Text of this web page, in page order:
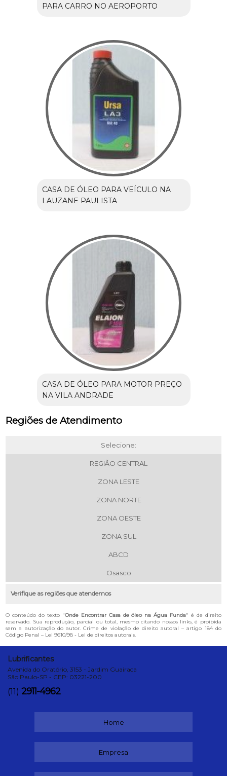
PARA CARRO NO AEROPORTO
CASA DE ÓLEO PARA VEÍCULO NA
LAUZANE PAULISTA
CASA DE ÓLEO PARA MOTOR PREÇO
NA VILA ANDRADE
Regiões de Atendimento
Selecione:
REGIÃO CENTRAL
ZONA LESTE
ZONA NORTE
ZONA OESTE
ZONA SUL
ABCD
Osasco
Verifique as regiões que atendemos
O conteúdo do texto "Onde Encontrar Casa de óleo na Água Funda" é de direito
reservado. Sua reprodução, parcial ou total, mesmo citando nossos links, é proibida
sem a autorização do autor. Crime de violação de direito autoral – artigo 184 do
Código Penal – Lei 9610/98 - Lei de direitos autorais.
Lubrificantes
Avenida do Oratório, 3153 - Jardim Guairaca
São Paulo-SP - CEP: 03221-200
(11) 2911-4962
Home
Empresa